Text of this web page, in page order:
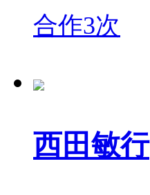
合作3次
西田敏行